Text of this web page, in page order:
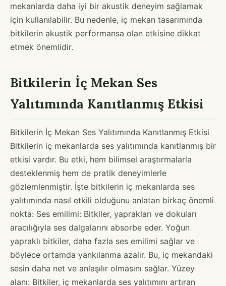
mekanlarda daha iyi bir akustik deneyim sağlamak
için kullanılabilir. Bu nedenle, iç mekan tasarımında
bitkilerin akustik performansa olan etkisine dikkat
etmek önemlidir.
Bitkilerin İç Mekan Ses
Yalıtımında Kanıtlanmış Etkisi
Bitkilerin İç Mekan Ses Yalıtımında Kanıtlanmış Etkisi
Bitkilerin iç mekanlarda ses yalıtımında kanıtlanmış bir
etkisi vardır. Bu etki, hem bilimsel araştırmalarla
desteklenmiş hem de pratik deneyimlerle
gözlemlenmiştir. İşte bitkilerin iç mekanlarda ses
yalıtımında nasıl etkili olduğunu anlatan birkaç önemli
nokta: Ses emilimi: Bitkiler, yaprakları ve dokuları
aracılığıyla ses dalgalarını absorbe eder. Yoğun
yapraklı bitkiler, daha fazla ses emilimi sağlar ve
böylece ortamda yankılanma azalır. Bu, iç mekandaki
sesin daha net ve anlaşılır olmasını sağlar. Yüzey
alanı: Bitkiler, iç mekanlarda ses yalıtımını artıran